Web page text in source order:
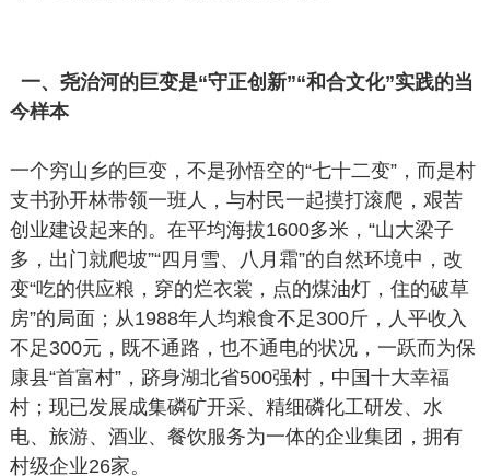
一、尧治河的巨变是“守正创新”“和合文化”实践的当
今样本
一个穷山乡的巨变，不是孙悟空的“七十二变”，而是村
支书孙开林带领一班人，与村民一起摸打滚爬，艰苦
创业建设起来的。在平均海拔1600多米，“山大梁子
多，出门就爬坡”“四月雪、八月霜”的自然环境中，改
变“吃的供应粮，穿的烂衣裳，点的煤油灯，住的破草
房”的局面；从1988年人均粮食不足300斤，人平收入
不足300元，既不通路，也不通电的状况，一跃而为保
康县“首富村”，跻身湖北省500强村，中国十大幸福
村；现已发展成集磷矿开采、精细磷化工研发、水
电、旅游、酒业、餐饮服务为一体的企业集团，拥有
村级企业26家。